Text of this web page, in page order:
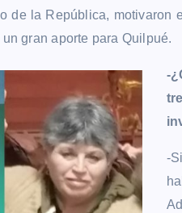
de la República, motivaron
gran aporte para Quilpué.
-
-